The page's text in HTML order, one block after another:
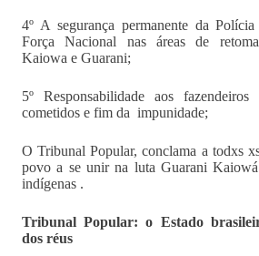
4º A segurança permanente da
Força Nacional nas áreas de
Kaiowa e Guarani;
5º Responsabilidade aos fazendeiros
cometidos e fim da impunidade;
O Tribunal Popular, conclama a todxs
povo a se unir na luta Guarani
indígenas .
Tribunal Popular: o Estado
dos réus